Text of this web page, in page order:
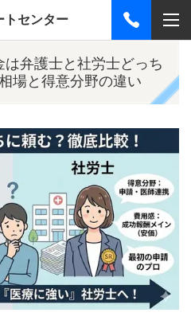
トセンター
は弁護士と社労士どっち
場と得意分野の違い